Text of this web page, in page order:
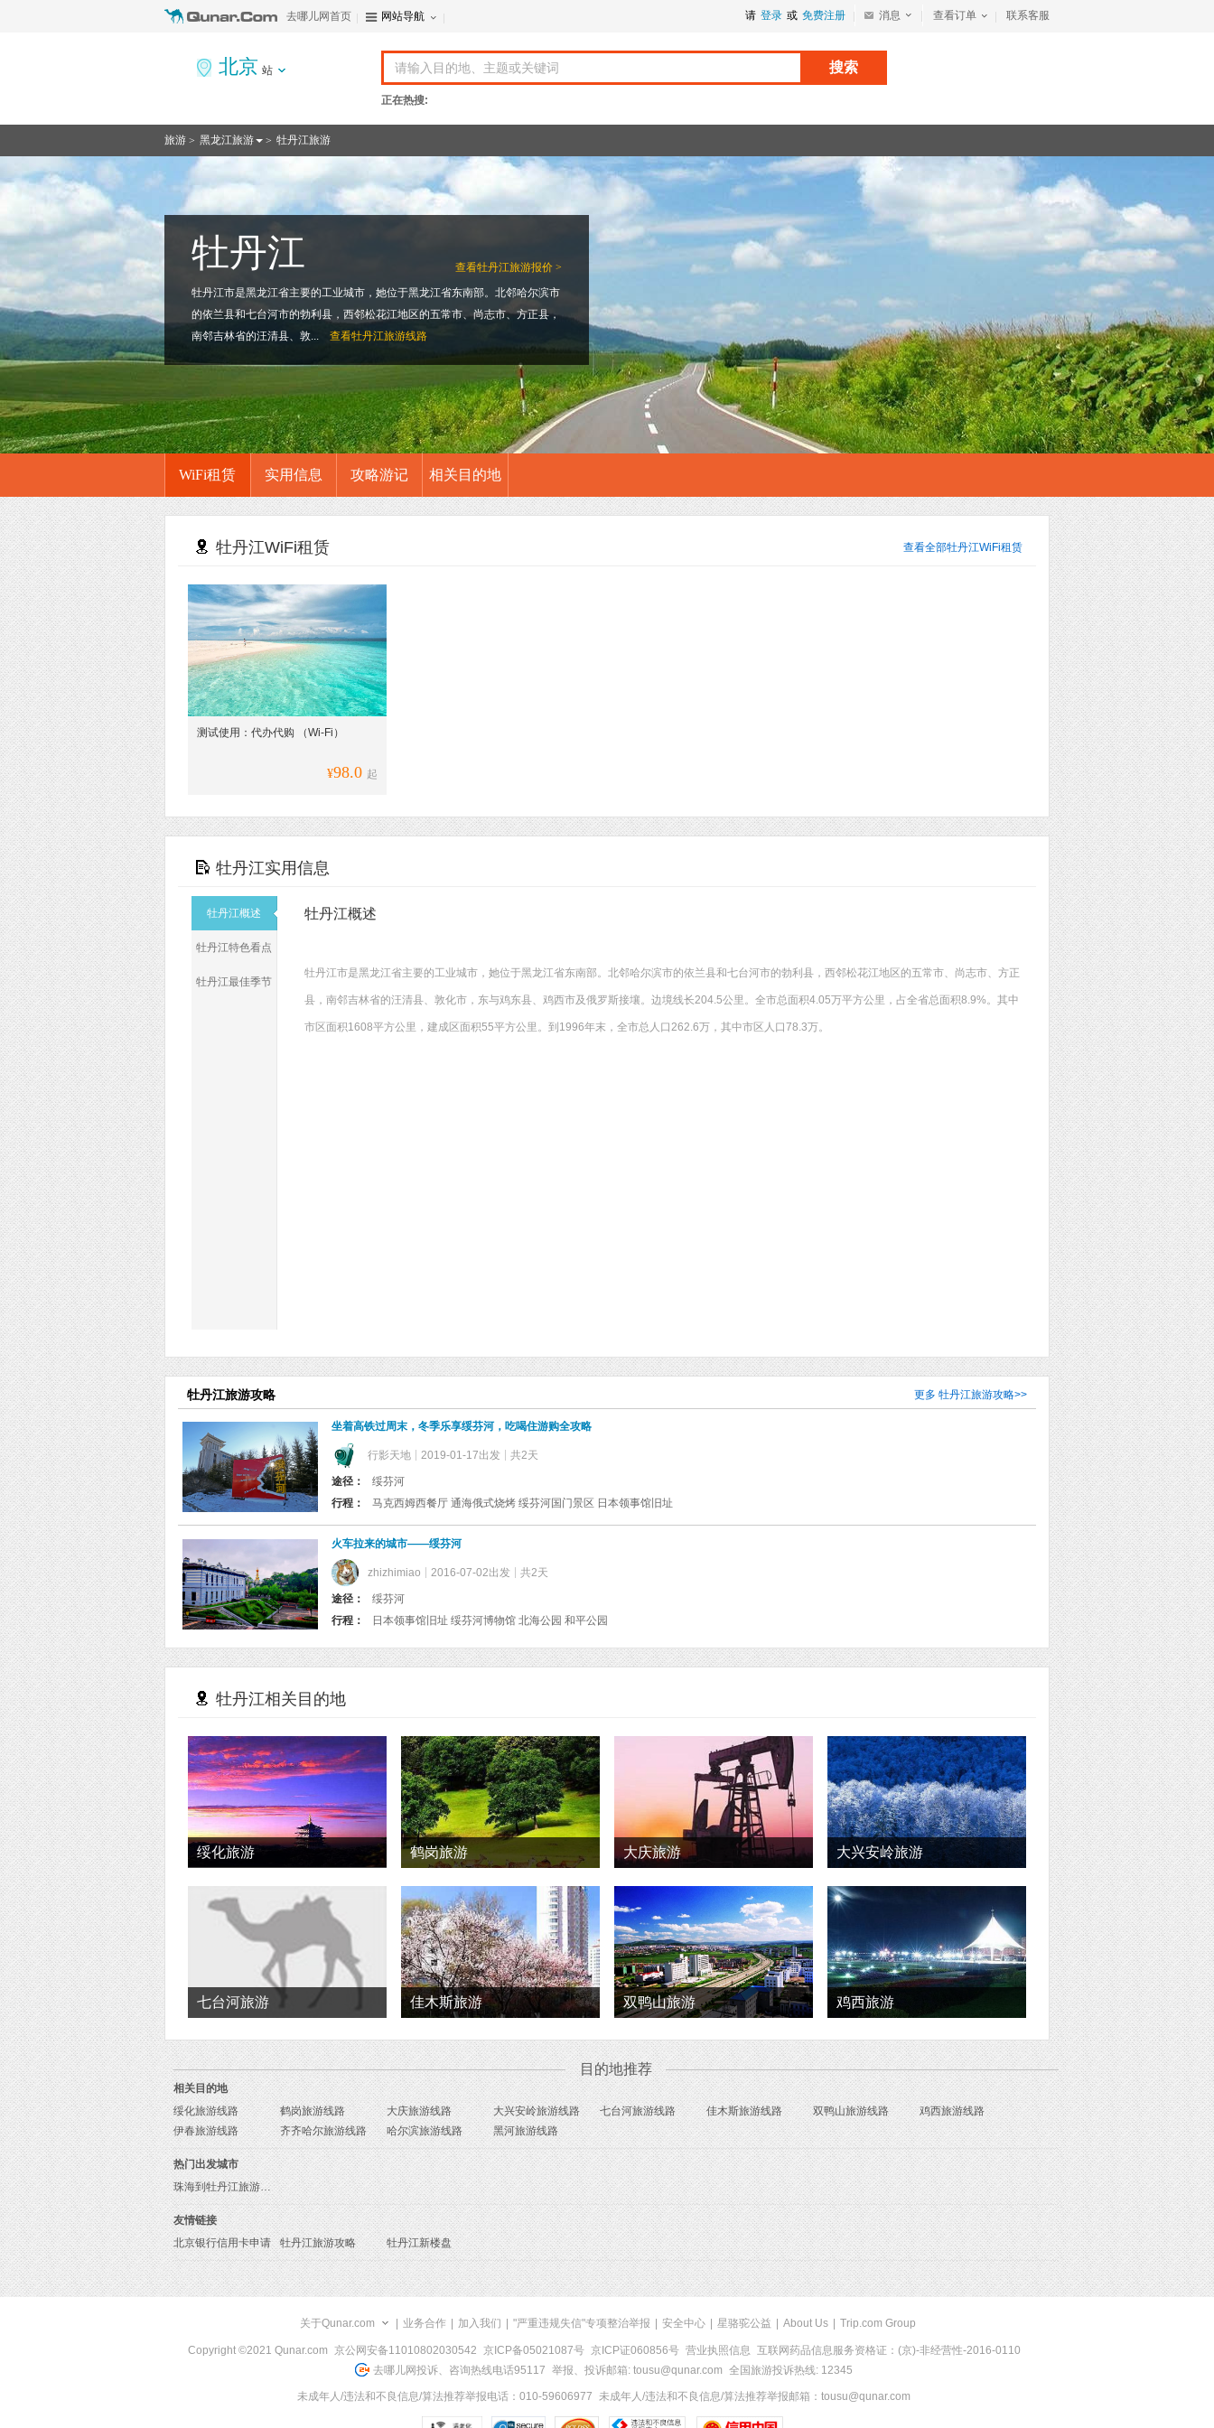
请 登录 或 免费注册 消息 查看订单 联系客服
去哪儿网首页 网站导航
北京 站 搜索
正在热搜:
旅游 > 黑龙江旅游 > 牡丹江旅游
查看牡丹江旅游报价 >
牡丹江
牡丹江市是黑龙江省主要的工业城市，她位于黑龙江省东南部。北邻哈尔滨市
的依兰县和七台河市的勃利县，西邻松花江地区的五常市、尚志市、方正县，
南邻吉林省的汪清县、敦...
查看牡丹江旅游线路
WiFi租赁 实用信息 攻略游记 相关目的地
查看全部牡丹江WiFi租赁
牡丹江WiFi租赁
测试使用：代办代购 （Wi-Fi）
¥98.0 起
牡丹江实用信息
牡丹江概述
牡丹江特色看点
牡丹江最佳季节
牡丹江概述
牡丹江市是黑龙江省主要的工业城市，她位于黑龙江省东南部。北邻哈尔滨市的依兰县和七台河市的勃利县，西邻松花江地区的五常市、尚志市、方正
县，南邻吉林省的汪清县、敦化市，东与鸡东县、鸡西市及俄罗斯接壤。边境线长204.5公里。全市总面积4.05万平方公里，占全省总面积8.9%。其中
市区面积1608平方公里，建成区面积55平方公里。到1996年末，全市总人口262.6万，其中市区人口78.3万。
牡丹江旅游攻略 更多 牡丹江旅游攻略>>
坐着高铁过周末，冬季乐享绥芬河，吃喝住游购全攻略
行影天地 2019-01-17出发 共2天
途径：
绥芬河
行程：
马克西姆西餐厅 通海俄式烧烤 绥芬河国门景区 日本领事馆旧址
火车拉来的城市——绥芬河
zhizhimiao 2016-07-02出发 共2天
途径：
绥芬河
行程：
日本领事馆旧址 绥芬河博物馆 北海公园 和平公园
牡丹江相关目的地
绥化旅游 鹤岗旅游 大庆旅游 大兴安岭旅游
七台河旅游 佳木斯旅游 双鸭山旅游 鸡西旅游
目的地推荐
相关目的地
绥化旅游线路
鹤岗旅游线路 大庆旅游线路 大兴安岭旅游线路 七台河旅游线路 佳木斯旅游线路 双鸭山旅游线路
鸡西旅游线路
伊春旅游线路
齐齐哈尔旅游线路 哈尔滨旅游线路 黑河旅游线路
热门出发城市
珠海到牡丹江旅游报价
友情链接
北京银行信用卡申请
牡丹江旅游攻略 牡丹江新楼盘
关于Qunar.com 业务合作 加入我们 "严重违规失信"专项整治举报 安全中心 星骆驼公益 About Us Trip.com Group
Copyright ©2021 Qunar.com 京公网安备11010802030542 京ICP备05021087号 京ICP证060856号 营业执照信息 互联网药品信息服务资格证：(京)-非经营性-2016-0110
去哪儿网投诉、咨询热线电话95117 举报、投诉邮箱: tousu@qunar.com 全国旅游投诉热线: 12345
未成年人/违法和不良信息/算法推荐举报电话：010-59606977 未成年人/违法和不良信息/算法推荐举报邮箱：tousu@qunar.com